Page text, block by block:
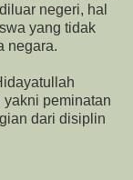
negeri, hal
yang tidak
negara.
peminatan
dari disiplin